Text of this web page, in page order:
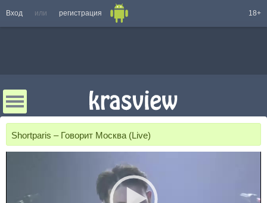
Вход или регистрация 18+
Shortparis – Говорит Москва (Live)